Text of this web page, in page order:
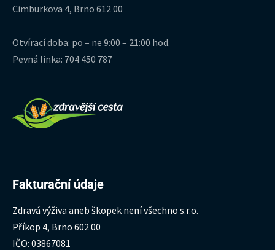
Cimburkova 4, Brno 612 00
Otvírací doba: po – ne 9:00 – 21:00 hod.
Pevná linka: 704 450 787
Fakturační údaje
Zdravá výživa aneb škopek není všechno s.r.o.
Příkop 4, Brno 602 00
IČO: 03867081